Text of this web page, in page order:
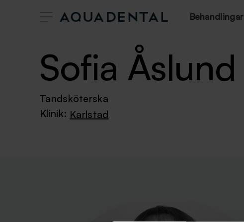
Behandlingar
Sofia Åslund
Tandsköterska
Klinik: Karlstad